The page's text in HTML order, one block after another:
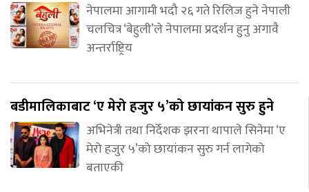
नेपालमा आगामी भदौ २६ गते रिलिज हुने नेपाली
चलचित्र ‘बेहुली’ले नेपालमा प्रदर्शन हुनु अगावै
अन्तर्राष्ट्रिय
बडीमालिकाबाट ‘ए मेरो हजुर ५’को छायांकन सुरु हुने
अभिनेत्री तथा निर्देशक झरना थापाले सिनेमा ‘ए
मेरो हजुर ५’को छायांकन सुरु गर्न लागेको
बताएकी